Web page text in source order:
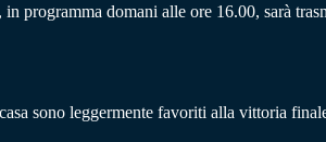
programma domani alle ore 16.00, sarà
sono leggermente favoriti alla vittoria